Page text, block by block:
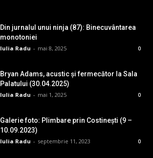
Din jurnalul unui ninja (87): Binecuvântarea
monotoniei
Iulia Radu - mai 8, 2025 0
Bryan Adams, acustic și fermecător la Sala
Palatului (30.04.2025)
Iulia Radu - mai 1, 2025 0
Galerie foto: Plimbare prin Costinești (9 –
10.09.2023)
Iulia Radu - septembrie 11, 2023 0